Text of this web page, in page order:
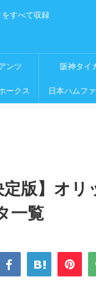
すべて収録
ンツ 阪神タイ
ークス 日本ハムフ
版】オリ
一覧